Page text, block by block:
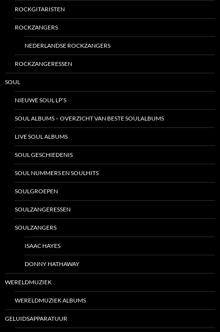
ROCKGITARISTEN
ROCKZANGERS
NEDERLANDSE ROCKZANGERS
ROCKZANGERESSEN
SOUL
NIEUWE SOUL LP’S
SOUL ALBUMS – OVERZICHT VAN BESTE SOULALBUMS
LIVE SOUL ALBUMS
SOUL GESCHIEDENIS
SOUL NUMMERS EN SOULHITS
SOULGROEPEN
SOULZANGERESSEN
SOULZANGERS
ISAAC HAYES
DONNY HATHAWAY
WERELDMUZIEK
WERELDMUZIEK ALBUMS
GELUIDSAPPARATUUR